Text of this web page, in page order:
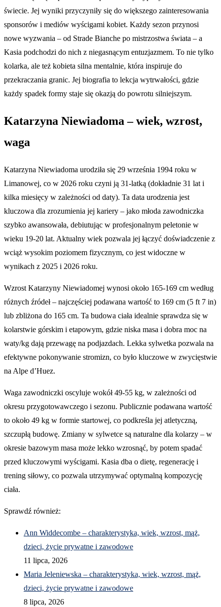
świecie. Jej wyniki przyczyniły się do większego zainteresowania
sponsorów i mediów wyścigami kobiet. Każdy sezon przynosi
nowe wyzwania – od Strade Bianche po mistrzostwa świata – a
Kasia podchodzi do nich z niegasnącym entuzjazmem. To nie tylko
kolarka, ale też kobieta silna mentalnie, która inspiruje do
przekraczania granic. Jej biografia to lekcja wytrwałości, gdzie
każdy spadek formy staje się okazją do powrotu silniejszym.
Katarzyna Niewiadoma – wiek, wzrost,
waga
Katarzyna Niewiadoma urodziła się 29 września 1994 roku w
Limanowej, co w 2026 roku czyni ją 31-latką (dokładnie 31 lat i
kilka miesięcy w zależności od daty). Ta data urodzenia jest
kluczowa dla zrozumienia jej kariery – jako młoda zawodniczka
szybko awansowała, debiutując w profesjonalnym peletonie w
wieku 19-20 lat. Aktualny wiek pozwala jej łączyć doświadczenie z
wciąż wysokim poziomem fizycznym, co jest widoczne w
wynikach z 2025 i 2026 roku.
Wzrost Katarzyny Niewiadomej wynosi około 165-169 cm według
różnych źródeł – najczęściej podawana wartość to 169 cm (5 ft 7 in)
lub zbliżona do 165 cm. Ta budowa ciała idealnie sprawdza się w
kolarstwie górskim i etapowym, gdzie niska masa i dobra moc na
waty/kg dają przewagę na podjazdach. Lekka sylwetka pozwala na
efektywne pokonywanie stromizn, co było kluczowe w zwycięstwie
na Alpe d’Huez.
Waga zawodniczki oscyluje wokół 49-55 kg, w zależności od
okresu przygotowawczego i sezonu. Publicznie podawana wartość
to około 49 kg w formie startowej, co podkreśla jej atletyczną,
szczupłą budowę. Zmiany w sylwetce są naturalne dla kolarzy – w
okresie bazowym masa może lekko wzrosnąć, by potem spadać
przed kluczowymi wyścigami. Kasia dba o dietę, regenerację i
trening siłowy, co pozwala utrzymywać optymalną kompozycję
ciała.
Sprawdź również:
Ann Widdecombe – charakterystyka, wiek, wzrost, mąż,
dzieci, życie prywatne i zawodowe
11 lipca, 2026
Maria Jeleniewska – charakterystyka, wiek, wzrost, mąż,
dzieci, życie prywatne i zawodowe
8 lipca, 2026